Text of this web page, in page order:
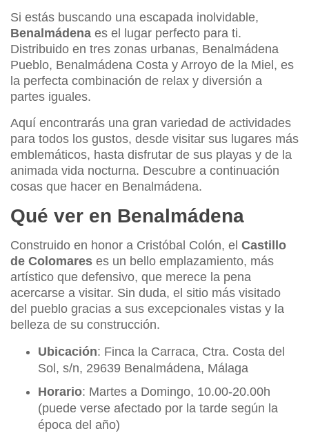
Si estás buscando una escapada inolvidable,
Benalmádena es el lugar perfecto para ti.
Distribuido en tres zonas urbanas, Benalmádena
Pueblo, Benalmádena Costa y Arroyo de la Miel, es
la perfecta combinación de relax y diversión a
partes iguales.
Aquí encontrarás una gran variedad de actividades
para todos los gustos, desde visitar sus lugares más
emblemáticos, hasta disfrutar de sus playas y de la
animada vida nocturna. Descubre a continuación
cosas que hacer en Benalmádena.
Qué ver en Benalmádena
Construido en honor a Cristóbal Colón, el Castillo
de Colomares es un bello emplazamiento, más
artístico que defensivo, que merece la pena
acercarse a visitar. Sin duda, el sitio más visitado
del pueblo gracias a sus excepcionales vistas y la
belleza de su construcción.
Ubicación: Finca la Carraca, Ctra. Costa del
Sol, s/n, 29639 Benalmádena, Málaga
Horario: Martes a Domingo, 10.00-20.00h
(puede verse afectado por la tarde según la
época del año)